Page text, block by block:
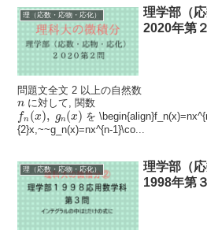
理（応数・応物・応化）
理学部（
2020年第
問題文全文 2 以上の自然数
n
n に対して, 関数
fn (x), gn(x)
fn (x), gn (x)
を
{2}x,~~g_n(x)=nx^{n-1}\co...
理（応数・応物・応化）
理学部（
1998年第